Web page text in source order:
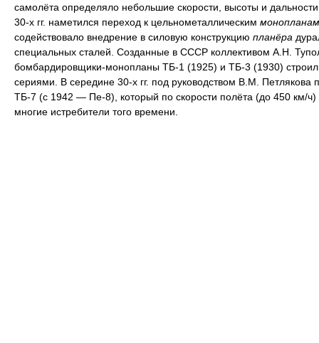
самолёта определяло небольшие скорости, высоты и
30-х гг. наметился переход к цельнометаллическим
содействовало внедрение в силовую конструкцию планёра
специальных сталей. Созданные в СССР коллективом А.Н.
бомбардировщики-монопланы ТБ-1 (1925) и ТБ-3 (1930)
сериями. В середине 30-х гг. под руководством В.М. Петлякова
ТБ-7 (с 1942 — Пе-8), который по скорости полёта (до 450 км/ч)
многие истребители того времени.